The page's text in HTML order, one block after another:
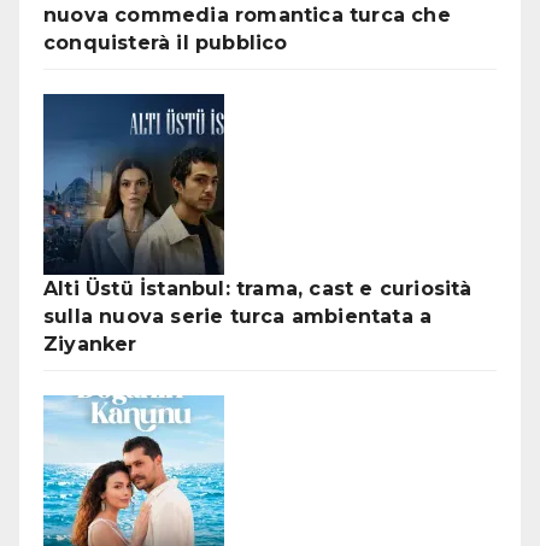
nuova commedia romantica turca che
conquisterà il pubblico
Alti Üstü İstanbul: trama, cast e curiosità
sulla nuova serie turca ambientata a
Ziyanker